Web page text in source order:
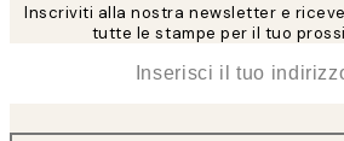
Inscriviti alla nostra newsletter e
tutte le stampe per il tuo